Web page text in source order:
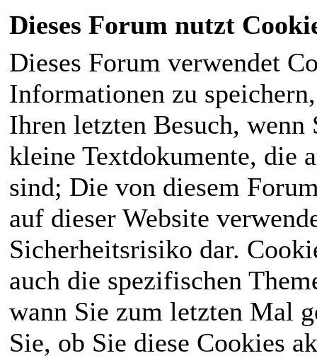
Dieses Forum nutzt
Dieses Forum verwendet
Informationen zu
Ihren letzten Besuch,
kleine Textdokumente, die
sind; Die von diesem
auf dieser Website
Sicherheitsrisiko dar.
auch die spezifischen
wann Sie zum letzten Mal
Sie, ob Sie diese Cookies